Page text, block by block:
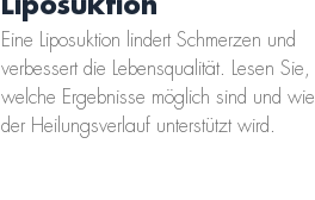
Liposuktion
Eine Liposuktion lindert Schmerzen und
verbessert die Lebensqualität. Lesen Sie,
welche Ergebnisse möglich sind und wie
der Heilungsverlauf unterstützt wird.